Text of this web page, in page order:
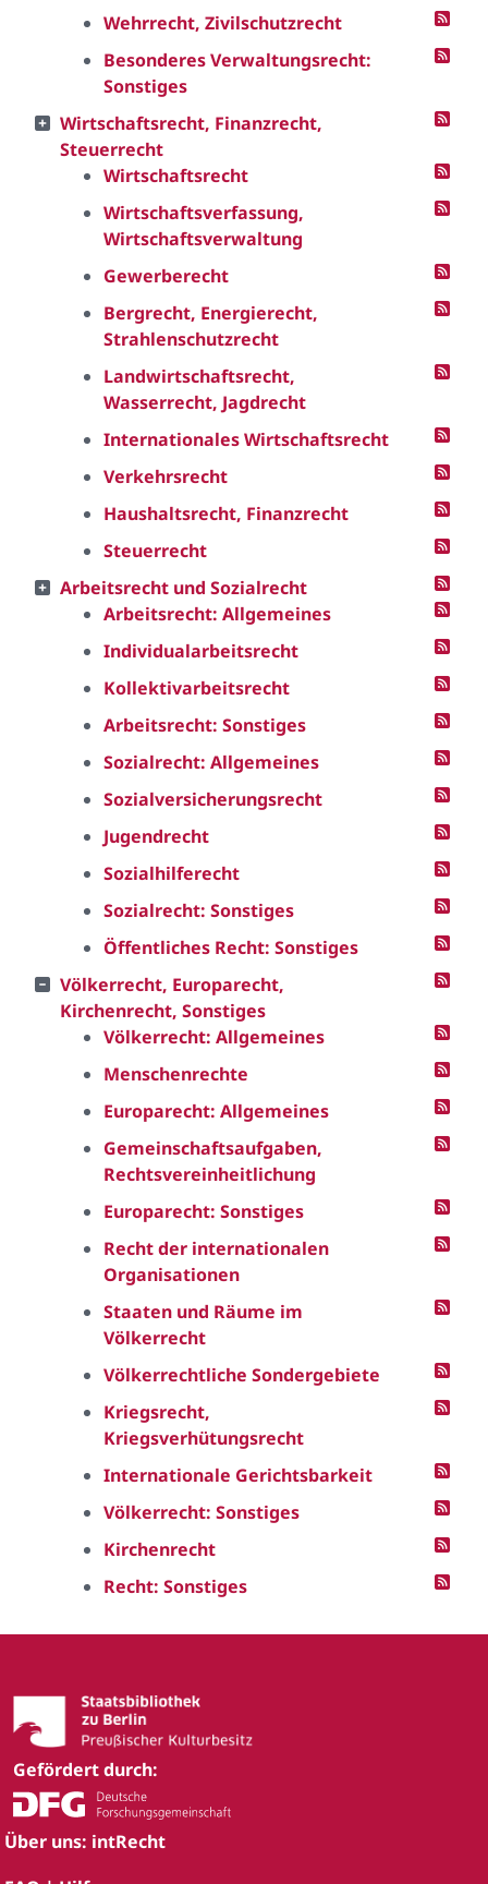
Wehrrecht, Zivilschutzrecht
Besonderes Verwaltungsrecht:
Sonstiges
Wirtschaftsrecht, Finanzrecht,
Steuerrecht
Wirtschaftsrecht
Wirtschaftsverfassung,
Wirtschaftsverwaltung
Gewerberecht
Bergrecht, Energierecht,
Strahlenschutzrecht
Landwirtschaftsrecht,
Wasserrecht, Jagdrecht
Internationales Wirtschaftsrecht
Verkehrsrecht
Haushaltsrecht, Finanzrecht
Steuerrecht
Arbeitsrecht und Sozialrecht
Arbeitsrecht: Allgemeines
Individualarbeitsrecht
Kollektivarbeitsrecht
Arbeitsrecht: Sonstiges
Sozialrecht: Allgemeines
Sozialversicherungsrecht
Jugendrecht
Sozialhilferecht
Sozialrecht: Sonstiges
Öffentliches Recht: Sonstiges
Völkerrecht, Europarecht,
Kirchenrecht, Sonstiges
Völkerrecht: Allgemeines
Menschenrechte
Europarecht: Allgemeines
Gemeinschaftsaufgaben,
Rechtsvereinheitlichung
Europarecht: Sonstiges
Recht der internationalen
Organisationen
Staaten und Räume im
Völkerrecht
Völkerrechtliche Sondergebiete
Kriegsrecht,
Kriegsverhütungsrecht
Internationale Gerichtsbarkeit
Völkerrecht: Sonstiges
Kirchenrecht
Recht: Sonstiges
Gefördert durch:
Über uns: intRecht